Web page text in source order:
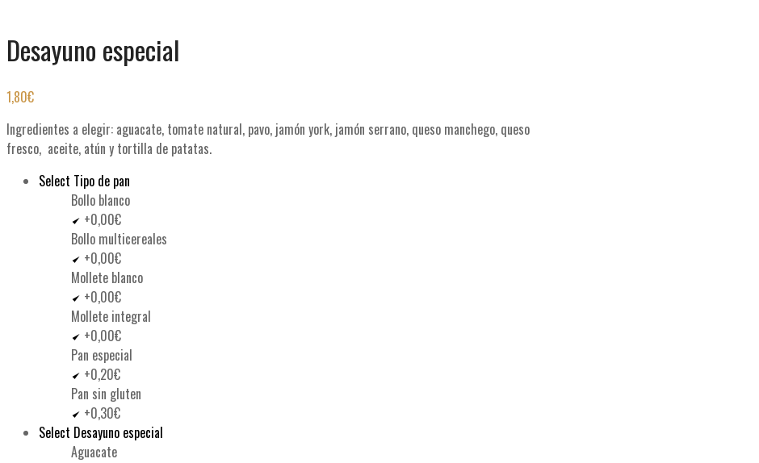
Desayuno especial
1,80€
Ingredientes a elegir: aguacate, tomate natural, pavo, jamón york, jamón serrano, queso manchego, queso
fresco, aceite, atún y tortilla de patatas.
Select Tipo de pan
Bollo blanco
+0,00€
Bollo multicereales
+0,00€
Mollete blanco
+0,00€
Mollete integral
+0,00€
Pan especial
+0,20€
Pan sin gluten
+0,30€
Select Desayuno especial
Aguacate